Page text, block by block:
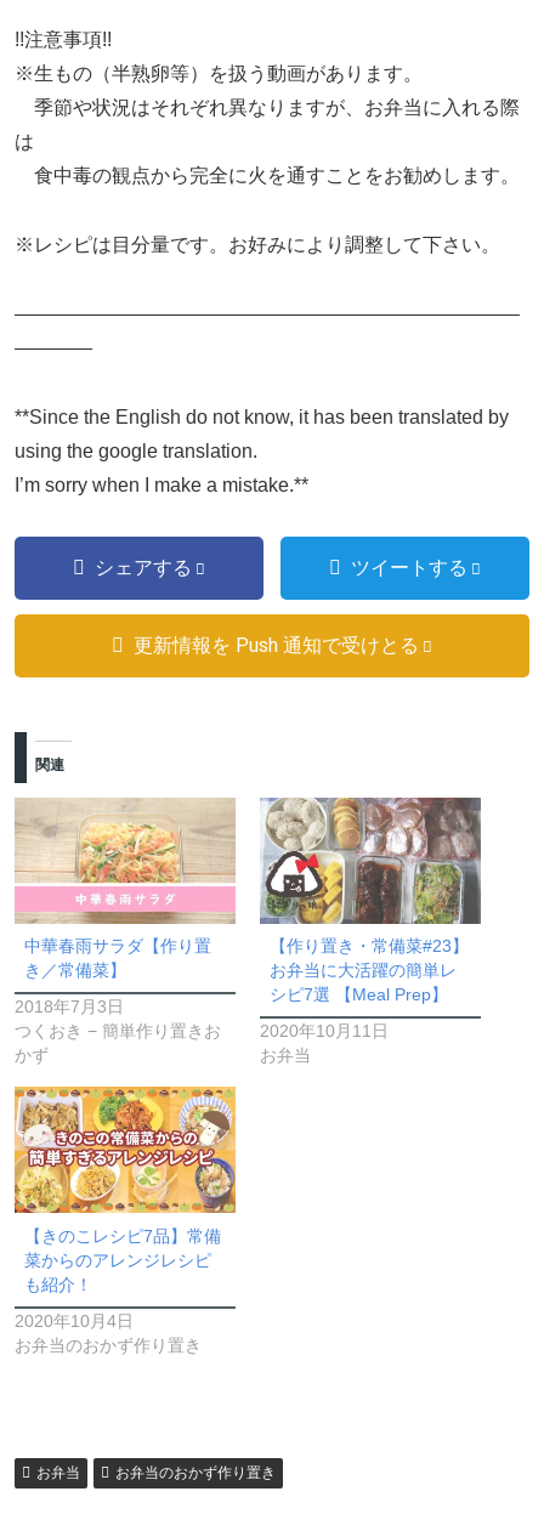
!!注意事項!!
※生もの（半熟卵等）を扱う動画があります。
季節や状況はそれぞれ異なりますが、お弁当に入れる際
は
食中毒の観点から完全に火を通すことをお勧めします。
※レシピは目分量です。お好みにより調整して下さい。
——————————————————————————
————
**Since the English do not know, it has been translated by
using the google translation.
I’m sorry when I make a mistake.**
シェアする ツイートする
更新情報を Push 通知で受けとる
関連
中華春雨サラダ【作り置
き／常備菜】
2018年7月3日
つくおき − 簡単作り置きお
かず
【作り置き・常備菜#23】
お弁当に大活躍の簡単レ
シピ7選 【Meal Prep】
2020年10月11日
お弁当
【きのこレシピ7品】常備
菜からのアレンジレシピ
も紹介！
2020年10月4日
お弁当のおかず作り置き
お弁当 お弁当のおかず作り置き